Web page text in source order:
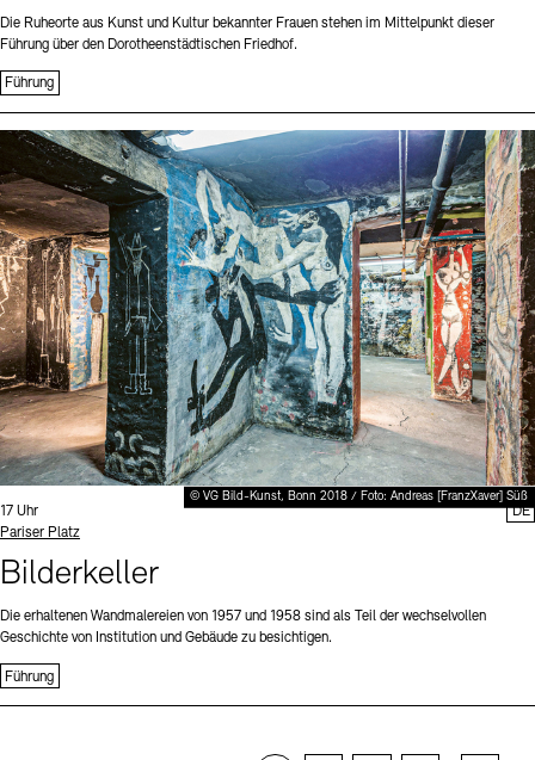
Die Ruheorte aus Kunst und Kultur bekannter Frauen stehen im Mittelpunkt dieser
Führung über den Dorotheenstädtischen Friedhof.
Führung
© VG Bild-Kunst, Bonn 2018 / Foto: Andreas [FranzXaver] Süß
Uhrzeit:
17 Uhr
Standort
Pariser Platz
Bilderkeller
Die erhaltenen Wandmalereien von 1957 und 1958 sind als Teil der wechselvollen
Geschichte von Institution und Gebäude zu besichtigen.
Führung
DE